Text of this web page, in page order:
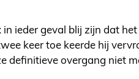
ieder geval blij zijn dat
keer toe keerde hij
definitieve overgang niet